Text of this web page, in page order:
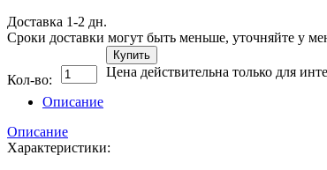
Доставка 1-2 дн.
Сроки доставки могут быть меньше, уточняйте у
Кол-во:
Купить
Цена действительна только для
Описание
Описание
Характеристики: